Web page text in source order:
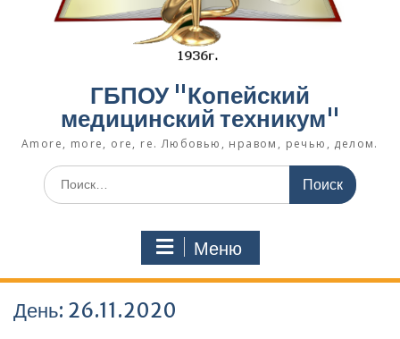
ГБПОУ "Копейский
медицинский техникум"
Amore, more, ore, re. Любовью, нравом, речью, делом.
Поиск
по:
Меню
День: 26.11.2020